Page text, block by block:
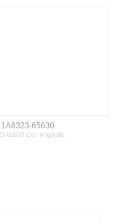
65630
65630 Een originele…